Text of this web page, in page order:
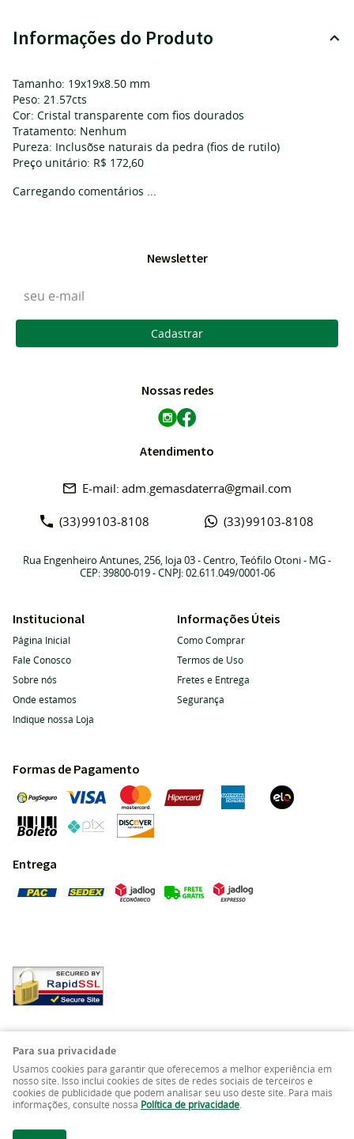
Informações do Produto
Tamanho: 19x19x8.50 mm
Peso: 21.57cts
Cor: Cristal transparente com fios dourados
Tratamento: Nenhum
Pureza: Inclusõse naturais da pedra (fios de rutilo)
Preço unitário: R$ 172,60
Carregando comentários ...
Newsletter
Cadastrar
Nossas redes
Atendimento
(33)99103-8108 (33)99103-8108
adm.gemasdaterra@gmail.com
Rua Engenheiro Antunes, 256, loja 03-Centro, Teófilo Otoni- MG-
CEP: 39800-019- CNPJ: 02.611.049/0001-06
Institucional
Página Inicial
Fale Conosco
Sobre nós
Onde estamos
Indique nossa Loja
Informações Úteis
Como Comprar
Termos de Uso
Fretes e Entrega
Segurança
Formas de Pagamento
Entrega
LOJA VIRTUAL CRIADA POR
Para sua privacidade
Usamos cookies para garantir que oferecemos a melhor experiência em
nosso site. Isso inclui cookies de sites de redes sociais de terceiros e
cookies de publicidade que podem analisar seu uso deste site. Para mais
informações, consulte nossa Política de privacidade